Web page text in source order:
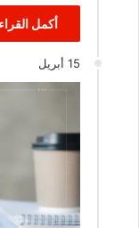
أكمل
15 أبريل